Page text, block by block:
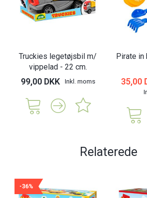
Truckies legetøjsbil m/
vippelad - 22 cm.
99,00 DKK Inkl. moms
Pirate
35,00
Relaterede
-36%